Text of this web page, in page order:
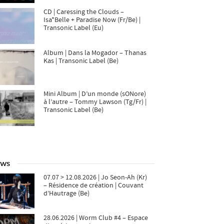
CD | Caressing the Clouds –
Isa*Belle + Paradise Now (Fr/Be) |
Transonic Label (Eu)
Album | Dans la Mogador – Thanas
Kas | Transonic Label (Be)
Mini Album | D’un monde (sONore)
à l’autre – Tommy Lawson (Tg/Fr) |
Transonic Label (Be)
07.07 > 12.08.2026 | Jo Seon-Ah (Kr)
– Résidence de création | Couvant
d’Hautrage (Be)
28.06.2026 | Worm Club #4 – Espace